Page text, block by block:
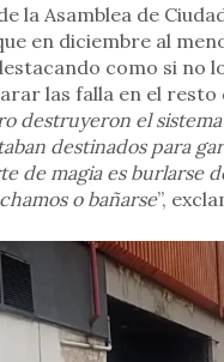
la Asamblea de
en diciembre al
como si no
las falla en el resto
destruyeron el
destinados para
de magia es burlarse
o bañarse”,